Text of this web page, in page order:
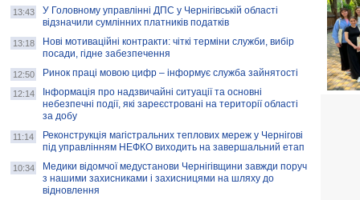
13:43
У Головному управлінні ДПС у Чернігівській області
відзначили сумлінних платників податків
13:18
Нові мотиваційні контракти: чіткі терміни служби, вибір
посади, гідне забезпечення
12:50 Ринок праці мовою цифр – інформує служба зайнятості
12:14
Інформація про надзвичайні ситуації та основні
небезпечні події, які зареєстровані на території області
за добу
11:14
Реконструкція магістральних теплових мереж у Чернігові
під управлінням НЕФКО виходить на завершальний етап
10:34
Медики відомчої медустанови Чернігівщини завжди поруч
з нашими захисниками і захисницями на шляху до
відновлення